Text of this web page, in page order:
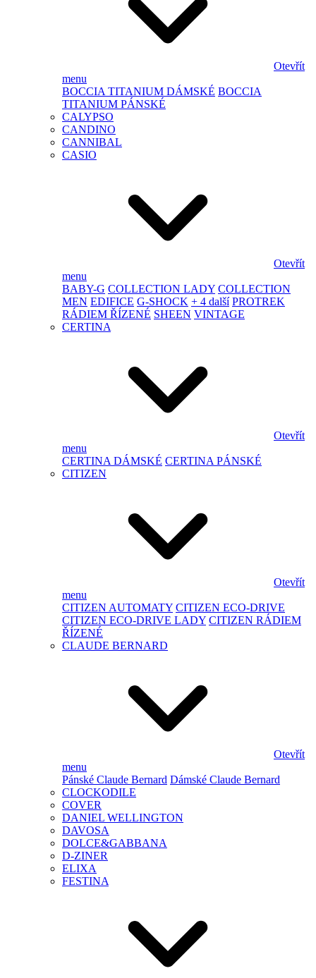
Otevřít
menu
BOCCIA TITANIUM DÁMSKÉ BOCCIA
TITANIUM PÁNSKÉ
CALYPSO
CANDINO
CANNIBAL
CASIO
Otevřít
menu
BABY-G COLLECTION LADY COLLECTION
MEN EDIFICE G-SHOCK + 4 další PROTREK
RÁDIEM ŘÍZENÉ SHEEN VINTAGE
CERTINA
Otevřít
menu
CERTINA DÁMSKÉ CERTINA PÁNSKÉ
CITIZEN
Otevřít
menu
CITIZEN AUTOMATY CITIZEN ECO-DRIVE
CITIZEN ECO-DRIVE LADY CITIZEN RÁDIEM
ŘÍZENÉ
CLAUDE BERNARD
Otevřít
menu
Pánské Claude Bernard Dámské Claude Bernard
CLOCKODILE
COVER
DANIEL WELLINGTON
DAVOSA
DOLCE&GABBANA
D-ZINER
ELIXA
FESTINA